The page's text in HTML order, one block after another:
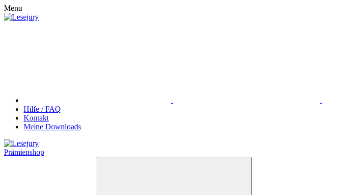
Menu
Hilfe / FAQ
Kontakt
Meine Downloads
Prämienshop